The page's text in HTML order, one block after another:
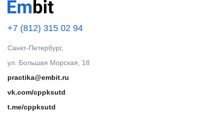
+7 (812) 315 02 94
Санкт-Петербург,
ул. Большая Морская, 18
practika@embit.ru
vk.com/cppksutd
t.me/cppksutd